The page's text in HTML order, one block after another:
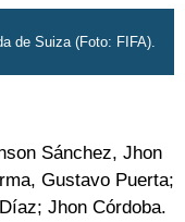
de Suiza (Foto: FIFA).
Sánchez, Jhon
Gustavo Puerta;
Jhon Córdoba.